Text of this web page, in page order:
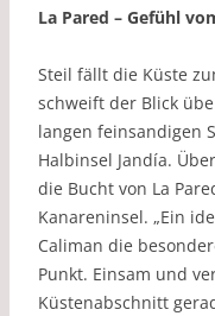
La Pared – Gefühl
Steil fällt die Küste
schweift der Blick
langen feinsandigen
Halbinsel Jandía.
die Bucht von La
Kanareninsel. „Ein
Caliman die
Punkt. Einsam und
Küstenabschnitt